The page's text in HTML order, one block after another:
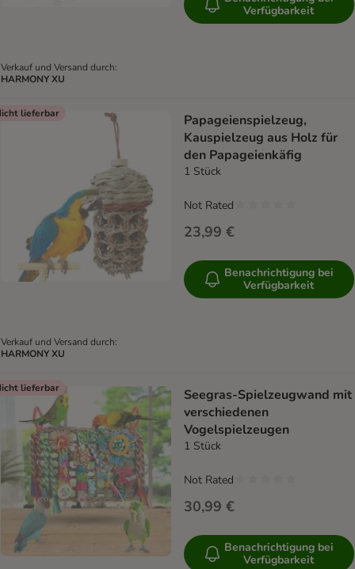
Verkauf und Versand durch:
HARMONY XU
Verfügbarkeit
lieferbar
Verkauf und Versand durch:
HARMONY XU
Papageienspielzeug,
Kauspielzeug aus Holz für
den Papageienkäfig
1 Stück
23,99 €
Not Rated
Benachrichtigung bei
Verfügbarkeit
lieferbar
Seegras-Spielzeugwand mit
verschiedenen
Vogelspielzeugen
1 Stück
30,99 €
Not Rated
Benachrichtigung bei
Verfügbarkeit